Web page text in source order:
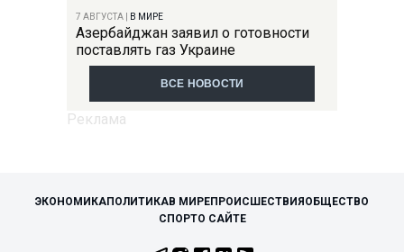
7 АВГУСТА В МИРЕ
Азербайджан заявил о готовности
поставлять газ Украине
ВСЕ НОВОСТИ
ЭКОНОМИКАПОЛИТИКАВ МИРЕПРОИСШЕСТВИЯОБЩЕСТВО
СПОРТО САЙТЕ